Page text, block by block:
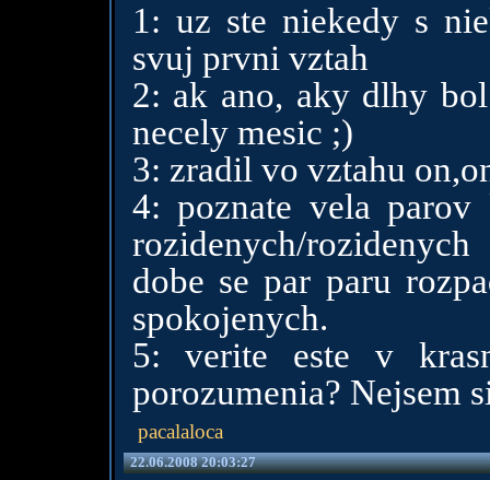
1: uz ste niekedy s
svuj prvni vztah
2: ak ano, aky dlhy
necely mesic ;)
3: zradil vo vztahu
4: poznate vela
rozidenych/
dobe se par paru
spokojenych.
5: verite este v
porozumenia? Nejsem
pacalaloca
22.06.2008 20:03:27